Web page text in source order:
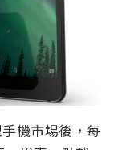
機市場後，每